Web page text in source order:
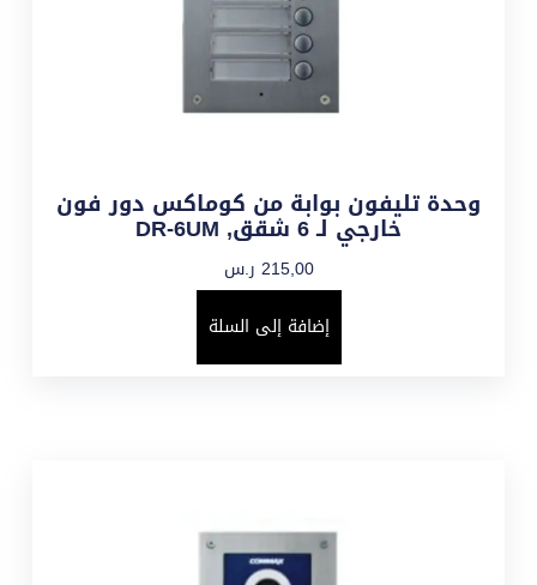
وحدة تليفون بوابة من كوماكس دور فون
خارجي لـ 6 شقق, DR-6UM
215,00 ر.س
إضافة إلى السلة